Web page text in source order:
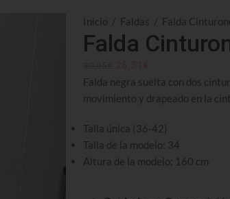
Inicio / Faldas / Falda
Falda
Falda negra suelta con dos
movimiento y drapeado en la
Talla única (36-42)
Talla de la modelo: 34
Altura de la modelo: 160 cm